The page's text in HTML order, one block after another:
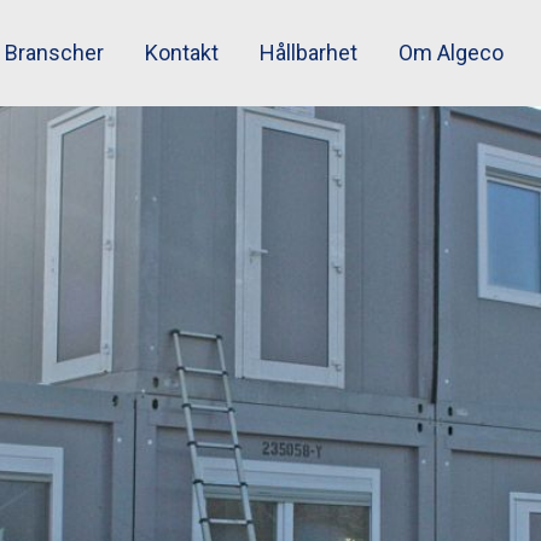
Branscher Kontakt Hållbarhet Om Algeco